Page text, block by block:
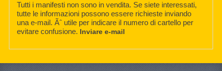
Tutti i manifesti non sono in vendita. Se siete interessati,
tutte le informazioni possono essere richieste inviando
una e-mail. Ãˆ utile per indicare il numero di cartello per
evitare confusione. Inviare e-mail